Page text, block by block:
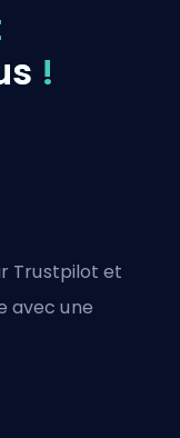
!
Trustpilot et
avec une